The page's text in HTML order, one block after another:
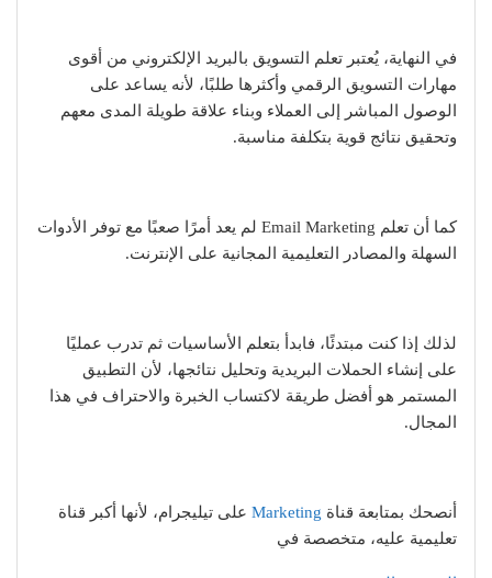
في النهاية، يُعتبر تعلم التسويق بالبريد الإلكتروني من أقوى
مهارات التسويق الرقمي وأكثرها طلبًا، لأنه يساعد على
الوصول المباشر إلى العملاء وبناء علاقة طويلة المدى معهم
وتحقيق نتائج قوية بتكلفة مناسبة.
كما أن تعلم Email Marketing لم يعد أمرًا صعبًا مع توفر الأدوات
السهلة والمصادر التعليمية المجانية على الإنترنت.
لذلك إذا كنت مبتدئًا، فابدأ بتعلم الأساسيات ثم تدرب عمليًا
على إنشاء الحملات البريدية وتحليل نتائجها، لأن التطبيق
المستمر هو أفضل طريقة لاكتساب الخبرة والاحتراف في هذا
المجال.
أنصحك بمتابعة قناة
على تيليجرام، لأنها أكبر قناة
تعليمية عليه، متخصصة في